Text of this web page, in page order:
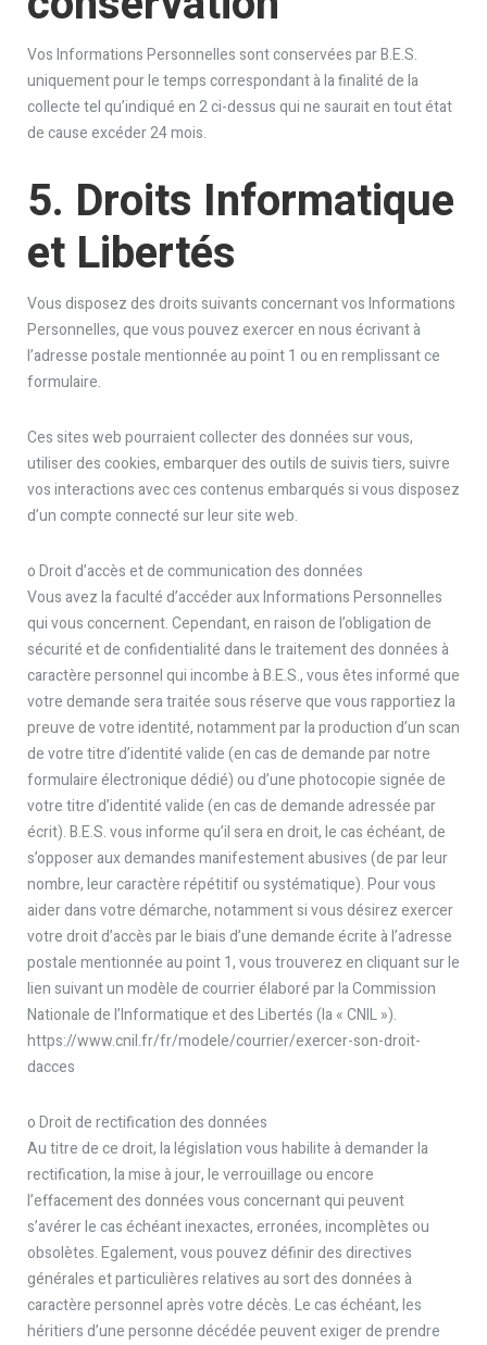
Vos Informations Personnelles sont conservées par B.E.S.
uniquement pour le temps correspondant à la finalité de la
collecte tel qu’indiqué en 2 ci-dessus qui ne saurait en tout état
de cause excéder 24 mois.
5. Droits Informatique
et Libertés
Vous disposez des droits suivants concernant vos Informations
Personnelles, que vous pouvez exercer en nous écrivant à
l’adresse postale mentionnée au point 1 ou en remplissant ce
formulaire.
Ces sites web pourraient collecter des données sur vous,
utiliser des cookies, embarquer des outils de suivis tiers, suivre
vos interactions avec ces contenus embarqués si vous disposez
d’un compte connecté sur leur site web.
o Droit d’accès et de communication des données
Vous avez la faculté d’accéder aux Informations Personnelles
qui vous concernent. Cependant, en raison de l’obligation de
sécurité et de confidentialité dans le traitement des données à
caractère personnel qui incombe à B.E.S., vous êtes informé que
votre demande sera traitée sous réserve que vous rapportiez la
preuve de votre identité, notamment par la production d’un scan
de votre titre d’identité valide (en cas de demande par notre
formulaire électronique dédié) ou d’une photocopie signée de
votre titre d’identité valide (en cas de demande adressée par
écrit). B.E.S. vous informe qu’il sera en droit, le cas échéant, de
s’opposer aux demandes manifestement abusives (de par leur
nombre, leur caractère répétitif ou systématique). Pour vous
aider dans votre démarche, notamment si vous désirez exercer
votre droit d’accès par le biais d’une demande écrite à l’adresse
postale mentionnée au point 1, vous trouverez en cliquant sur le
lien suivant un modèle de courrier élaboré par la Commission
Nationale de l’Informatique et des Libertés (la « CNIL »).
https://www.cnil.fr/fr/modele/courrier/exercer-son-droit-
dacces
o Droit de rectification des données
Au titre de ce droit, la législation vous habilite à demander la
rectification, la mise à jour, le verrouillage ou encore
l’effacement des données vous concernant qui peuvent
s’avérer le cas échéant inexactes, erronées, incomplètes ou
obsolètes. Egalement, vous pouvez définir des directives
générales et particulières relatives au sort des données à
caractère personnel après votre décès. Le cas échéant, les
héritiers d’une personne décédée peuvent exiger de prendre